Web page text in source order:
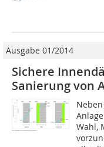
Ausgabe 01/2014
Sichere
Sanierung von
Wahl,